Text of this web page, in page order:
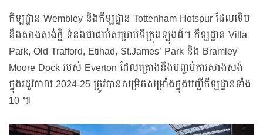
កីឡដ្ឋាន Wembley និងកីឡដ្ឋាន Tottenham Hotspur ដែលទើប
នឹងសាងសង់ថ្មី ទំនងជាជាប់សម្រាប់ទីក្រុងឡុងដ៍។ កីឡដ្ឋាន Villa
Park, Old Trafford, Etihad, St.James’ Park និង Bramley
Moore Dock របស់ Everton ដែលគ្រោងនឹងបញ្ចប់ការសាងសង់
ក្នុងរដូវកាល 2024-25 ត្រូវបានសម្រិតសម្រាំងក្នុងបញ្ជីកីឡដ្ឋានទាំង
10 ៕